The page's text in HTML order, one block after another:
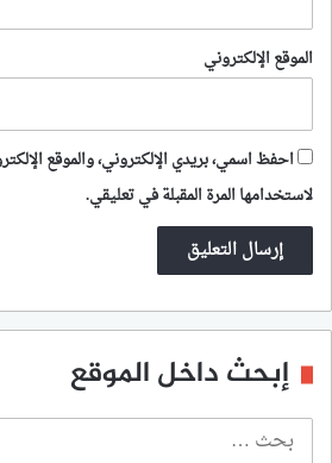
الموقع الإلكتروني
احفظ اسمي، بريدي الإلكتروني، والموقع
لاستخدامها المرة المقبلة في تعليقي.
إبحث داخل الموقع